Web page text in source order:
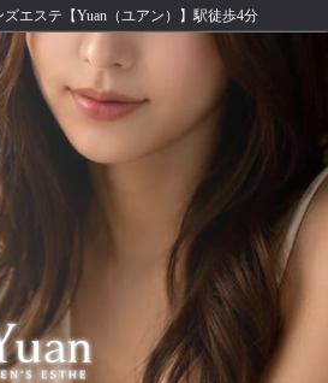
ズエステ【Yuan（ユアン）】駅徒歩4分